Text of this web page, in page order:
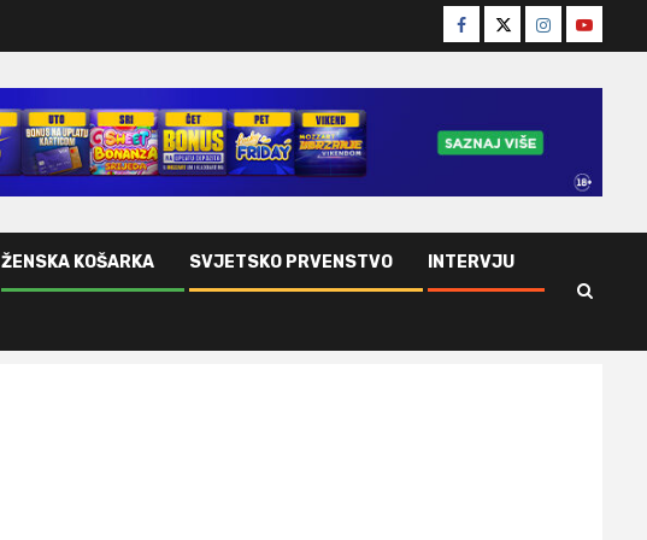
Facebook
TwitterInstagram
Youtube
ŽENSKA KOŠARKA SVJETSKO PRVENSTVO INTERVJU